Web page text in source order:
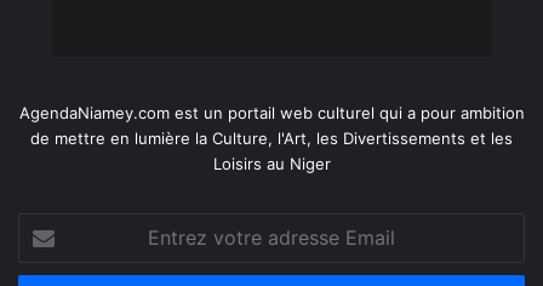
AgendaNiamey.com est un portail web culturel qui a pour ambition
de mettre en lumière la Culture, l'Art, les Divertissements et les
Loisirs au Niger
Entrez
votre
adresse